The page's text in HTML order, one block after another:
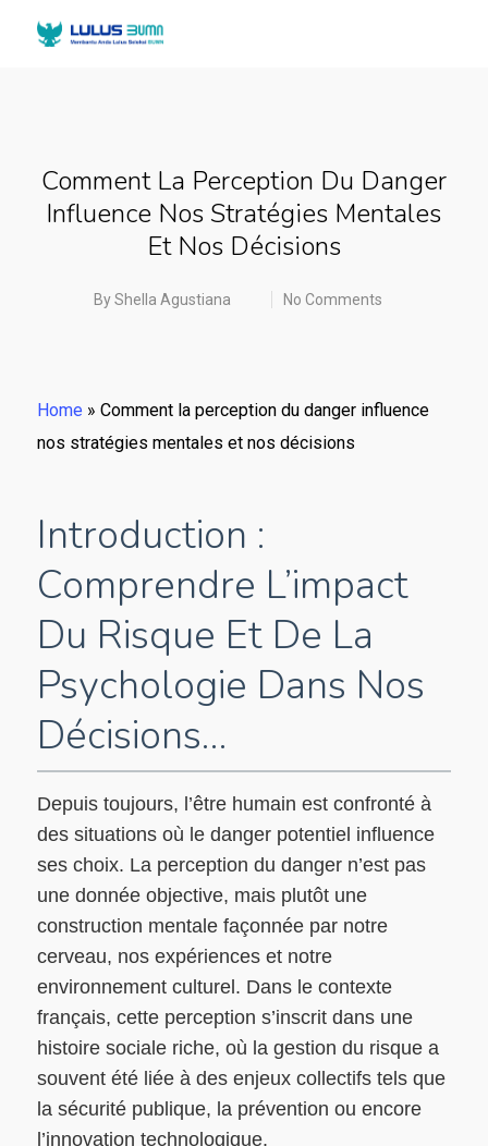
Comment La Perception Du Danger
Influence Nos Stratégies Mentales
Et Nos Décisions
ByShella Agustiana No Comments
Home » Comment la perception du danger influence
nos stratégies mentales et nos décisions
Introduction :
Comprendre L’impact
Du Risque Et De La
Psychologie Dans Nos
Décisions…
Depuis toujours, l’être humain est confronté à
des situations où le danger potentiel influence
ses choix. La perception du danger n’est pas
une donnée objective, mais plutôt une
construction mentale façonnée par notre
cerveau, nos expériences et notre
environnement culturel. Dans le contexte
français, cette perception s’inscrit dans une
histoire sociale riche, où la gestion du risque a
souvent été liée à des enjeux collectifs tels que
la sécurité publique, la prévention ou encore
l’innovation technologique.